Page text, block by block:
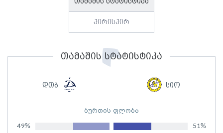
თამაშის სტატისტიკა
პირისპირ
თამაშის სტატისტიკა
დთბ სიო
ბურთის ფლობა
49% 51%